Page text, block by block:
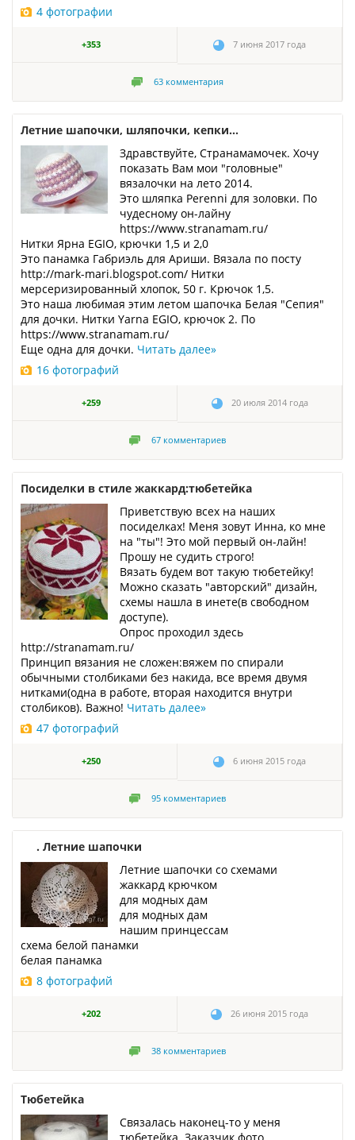
4 фотографии
+353 7 июня 2017 года
63 комментария
Летние шапочки, шляпочки, кепки...
Здравствуйте, Странамамочек. Хочу
показать Вам мои "головные"
вязалочки на лето 2014.
Это шляпка Perenni для золовки. По
чудесному он-лайну
https://www.stranamam.ru/
Нитки Ярна EGIO, крючки 1,5 и 2,0
Это панамка Габриэль для Ариши. Вязала по посту
http://mark-mari.blogspot.com/ Нитки
мерсеризированный хлопок, 50 г. Крючок 1,5.
Это наша любимая этим летом шапочка Белая "Сепия"
для дочки. Нитки Yarna EGIO, крючок 2. По
https://www.stranamam.ru/
Еще одна для дочки. Читать далее»
16 фотографий
+259 20 июля 2014 года
67 комментариев
Посиделки в стиле жаккард:тюбетейка
Приветствую всех на наших
посиделках! Меня зовут Инна, ко мне
на "ты"! Это мой первый он-лайн!
Прошу не судить строго!
Вязать будем вот такую тюбетейку!
Можно сказать "авторский" дизайн,
схемы нашла в инете(в свободном
доступе).
Опрос проходил здесь
http://stranamam.ru/
Принцип вязания не сложен:вяжем по спирали
обычными столбиками без накида, все время двумя
нитками(одна в работе, вторая находится внутри
столбиков). Важно! Читать далее»
47 фотографий
+250 6 июня 2015 года
95 комментариев
. Летние шапочки
Летние шапочки со схемами
жаккард крючком
для модных дам
для модных дам
нашим принцессам
схема белой панамки
белая панамка
8 фотографий
+202 26 июня 2015 года
38 комментариев
Тюбетейка
Связалась наконец-то у меня